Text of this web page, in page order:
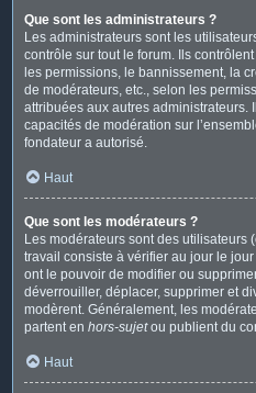
Que sont les administrateurs ?
Les administrateurs sont les
contrôle sur tout le forum. Ils
les permissions, le bannissement, la
de modérateurs, etc., selon les
attribuées aux autres administrateurs.
capacités de modération sur
fondateur a autorisé.
Haut
Que sont les modérateurs ?
Les modérateurs sont des utilisateurs
travail consiste à vérifier au jour le
ont le pouvoir de modifier ou
déverrouiller, déplacer, supprimer et
modèrent. Généralement, les
partent en hors-sujetou publient du
Haut